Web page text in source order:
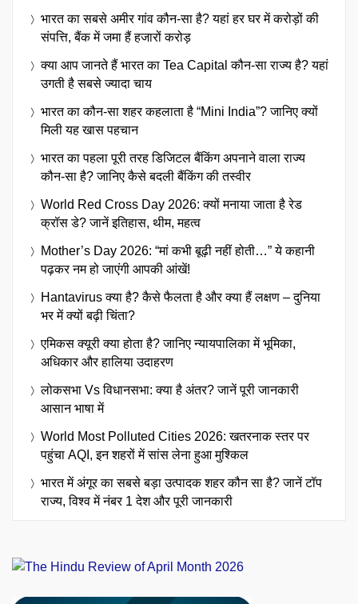
भारत का सबसे अमीर गांव कौन-सा है? यहां हर घर में करोड़ों की
संपत्ति, बैंक में जमा हैं हजारों करोड़
क्या आप जानते हैं भारत का Tea Capital कौन-सा राज्य है? यहां
उगती है सबसे ज्यादा चाय
भारत का कौन-सा शहर कहलाता है “Mini India”? जानिए क्यों
मिली यह खास पहचान
भारत का पहला पूरी तरह डिजिटल बैंकिंग अपनाने वाला राज्य
कौन-सा है? जानिए कैसे बदली बैंकिंग की तस्वीर
World Red Cross Day 2026: क्यों मनाया जाता है रेड
क्रॉस डे? जानें इतिहास, थीम, महत्व
Mother’s Day 2026: “मां कभी बूढ़ी नहीं होती…” ये कहानी
पढ़कर नम हो जाएंगी आपकी आंखें!
Hantavirus क्या है? कैसे फैलता है और क्या हैं लक्षण – दुनिया
भर में क्यों बढ़ी चिंता?
एमिकस क्यूरी क्या होता है? जानिए न्यायपालिका में भूमिका,
अधिकार और हालिया उदाहरण
लोकसभा Vs विधानसभा: क्या है अंतर? जानें पूरी जानकारी
आसान भाषा में
World Most Polluted Cities 2026: खतरनाक स्तर पर
पहुंचा AQI, इन शहरों में सांस लेना हुआ मुश्किल
भारत में अंगूर का सबसे बड़ा उत्पादक शहर कौन सा है? जानें टॉप
राज्य, विश्व में नंबर 1 देश और पूरी जानकारी